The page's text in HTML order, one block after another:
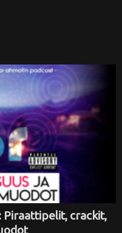
Piraattipelit, crackit,